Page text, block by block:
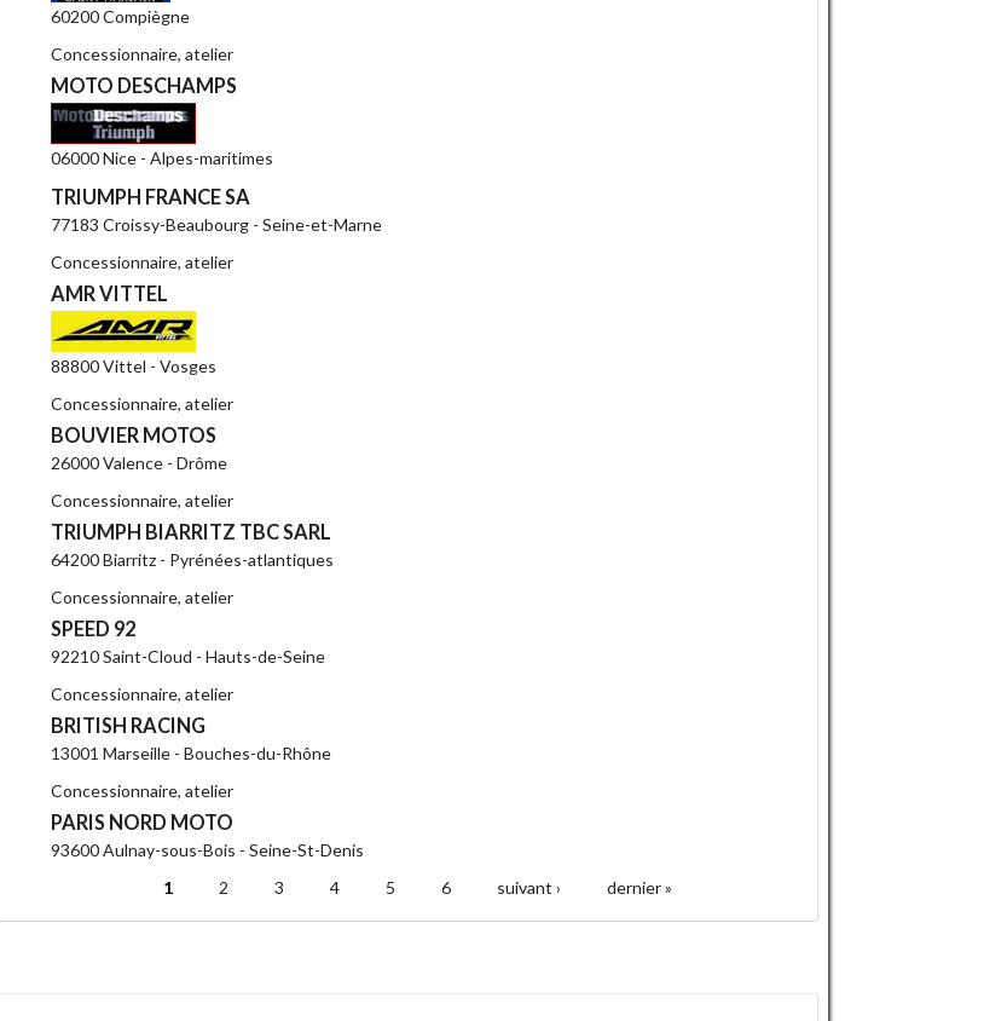
60200 Compiègne
Concessionnaire, atelier
MOTO DESCHAMPS
06000 Nice - Alpes-maritimes
TRIUMPH FRANCE SA
77183 Croissy-Beaubourg - Seine-et-Marne
Concessionnaire, atelier
AMR VITTEL
88800 Vittel - Vosges
Concessionnaire, atelier
BOUVIER MOTOS
26000 Valence - Drôme
Concessionnaire, atelier
TRIUMPH BIARRITZ TBC SARL
64200 Biarritz - Pyrénées-atlantiques
Concessionnaire, atelier
SPEED 92
92210 Saint-Cloud - Hauts-de-Seine
Concessionnaire, atelier
BRITISH RACING
13001 Marseille - Bouches-du-Rhône
Concessionnaire, atelier
PARIS NORD MOTO
93600 Aulnay-sous-Bois - Seine-St-Denis
1 2 3 4 5 6 suivant › dernier »